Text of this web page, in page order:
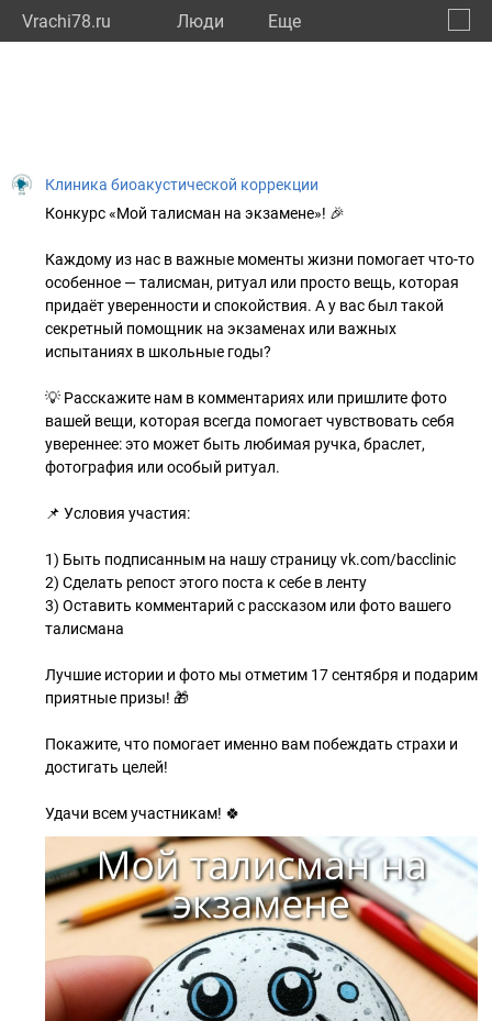
Vrachi78.ru Люди Eще
Клиника биоакустической коррекции
Конкурс «Мой талисман на экзамене»! 🎉
Каждому из нас в важные моменты жизни помогает что-то
особенное — талисман, ритуал или просто вещь, которая
придаёт уверенности и спокойствия. А у вас был такой
секретный помощник на экзаменах или важных
испытаниях в школьные годы?
💡 Расскажите нам в комментариях или пришлите фото
вашей вещи, которая всегда помогает чувствовать себя
увереннее: это может быть любимая ручка, браслет,
фотография или особый ритуал.
📌 Условия участия:
1) Быть подписанным на нашу страницу vk.com/bacclinic
2) Сделать репост этого поста к себе в ленту
3) Оставить комментарий с рассказом или фото вашего
талисмана
Лучшие истории и фото мы отметим 17 сентября и подарим
приятные призы! 🎁
Покажите, что помогает именно вам побеждать страхи и
достигать целей!
Удачи всем участникам! 🍀